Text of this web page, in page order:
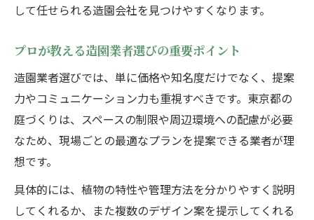
して任せられる造園会社を見つけやすくなります。
プロが教える造園業者選びの重要ポイント
造園業者選びでは、単に価格や知名度だけでなく、提案
力やコミュニケーション力も重視すべきです。東京都の
庭づくりは、スペースの制限や周辺環境への配慮が必要
なため、現場ごとの最適なプランを提案できる業者が理
想です。
具体的には、植物の特性や管理方法を分かりやすく説明
してくれるか、また複数のデザイン案を提示してくれる